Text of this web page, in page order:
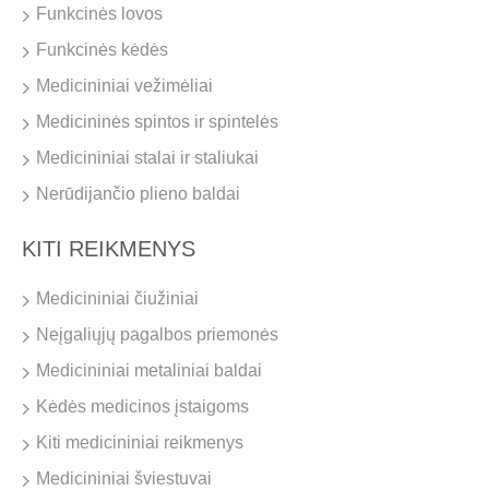
Funkcinės lovos
Funkcinės kėdės
Medicininiai vežimėliai
Medicininės spintos ir spintelės
Medicininiai stalai ir staliukai
Nerūdijančio plieno baldai
KITI REIKMENYS
Medicininiai čiužiniai
Neįgaliųjų pagalbos priemonės
Medicininiai metaliniai baldai
Kėdės medicinos įstaigoms
Kiti medicininiai reikmenys
Medicininiai šviestuvai